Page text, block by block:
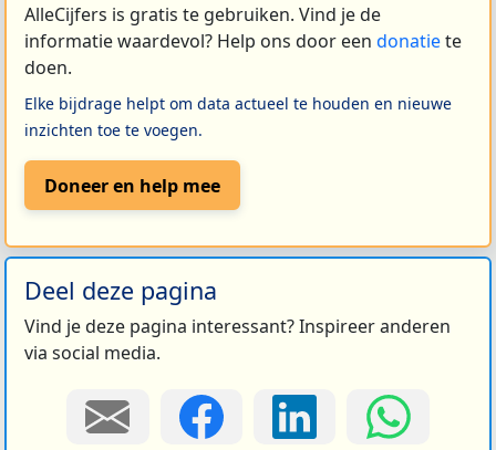
AlleCijfers is gratis te gebruiken. Vind je de
informatie waardevol? Help ons door een donatiete
doen.
Elke bijdrage helpt om data actueel te houden en nieuwe
inzichten toe te voegen.
Doneer en help mee
Deel deze pagina
Vind je deze pagina interessant? Inspireer anderen
via social media.